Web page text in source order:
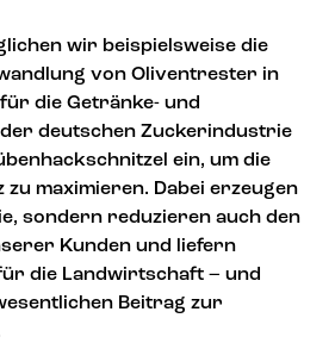
wir beispielsweise die
von Oliventrester in
für die Getränke- und
deutschen Zuckerindustrie
ein, um die
maximieren. Dabei erzeugen
sondern reduzieren auch den
Kunden und liefern
die Landwirtschaft – und
Beitrag zur